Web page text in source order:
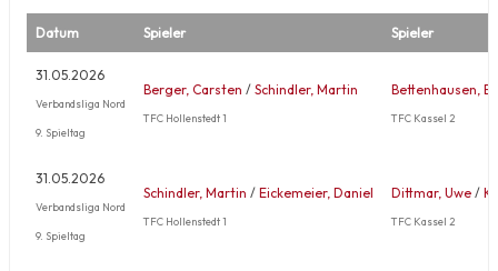
Datum Spieler Spieler
31.05.2026
Verbandsliga Nord
9. Spieltag
Berger, Carsten / Schindler, Martin
TFC Hollenstedt 1
Bettenhausen,
TFC Kassel 2
31.05.2026
Verbandsliga Nord
9. Spieltag
Schindler, Martin / Eickemeier, Daniel
TFC Hollenstedt 1
Dittmar, Uwe /
TFC Kassel 2